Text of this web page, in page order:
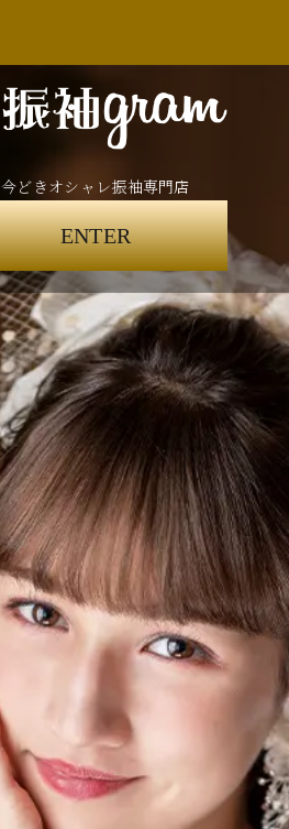
今どきオシャレ振袖専門店
ENTER